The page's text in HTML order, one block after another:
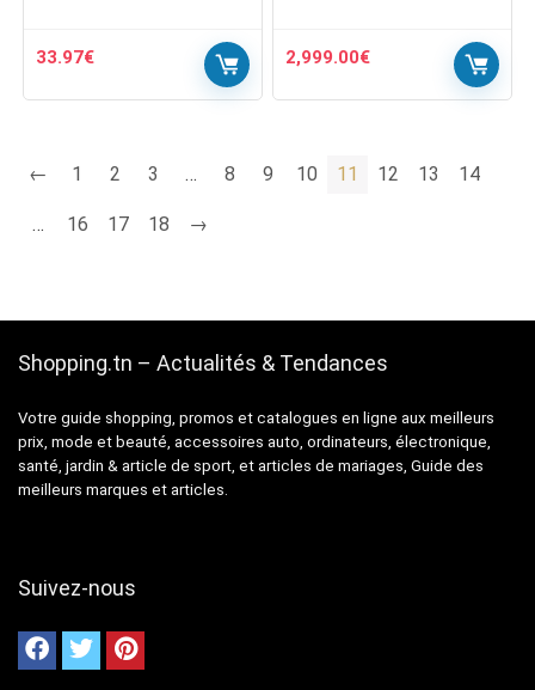
33.97€ 2,999.00€
← 1 2 3 … 8 9 10 11 12 13 14
… 16 17 18 →
Shopping.tn – Actualités & Tendances
Votre guide shopping, promos et catalogues en ligne aux meilleurs
prix, mode et beauté, accessoires auto, ordinateurs, électronique,
santé, jardin & article de sport, et articles de mariages, Guide des
meilleurs marques et articles.
Suivez-nous